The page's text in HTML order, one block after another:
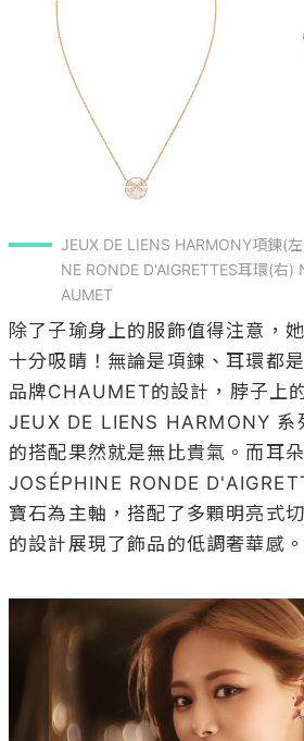
JEUX DE LIENS HARMONY項鍊(
NE RONDE D'AIGRETTES耳環(右
AUMET
除了子瑜身上的服飾值得注意，
十分吸睛！無論是項鍊、耳環都
品牌CHAUMET的設計，脖子上
JEUX DE LIENS HARMONY 系
的搭配果然就是無比貴氣。而耳
JOSÉPHINE RONDE
寶石為主軸，搭配了多顆明亮式
的設計展現了飾品的低調奢華感。